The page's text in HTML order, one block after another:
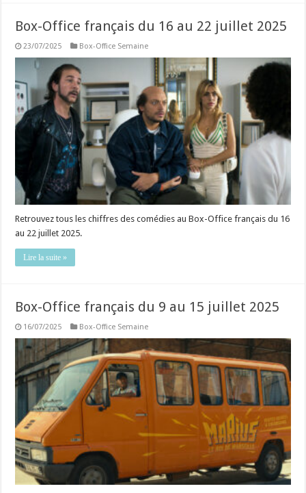
Box-Office français du 16 au 22 juillet 2025
23/07/2025 Box-Office Semaine
Retrouvez tous les chiffres des comédies au Box-Office français du 16
au 22 juillet 2025.
Lire la suite »
Box-Office français du 9 au 15 juillet 2025
16/07/2025 Box-Office Semaine